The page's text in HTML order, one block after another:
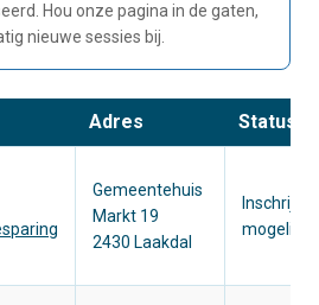
Hou onze pagina in de gaten,
nieuwe sessies bij.
Adres Status
Gemeentehuis
Markt 19
2430 Laakdal
mogelijk